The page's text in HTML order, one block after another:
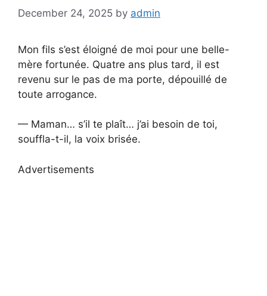
December 24, 2025 by admin
Mon fils s’est éloigné de moi pour une belle-
mère fortunée. Quatre ans plus tard, il est
revenu sur le pas de ma porte, dépouillé de
toute arrogance.
— Maman… s’il te plaît… j’ai besoin de toi,
souffla-t-il, la voix brisée.
Advertisements